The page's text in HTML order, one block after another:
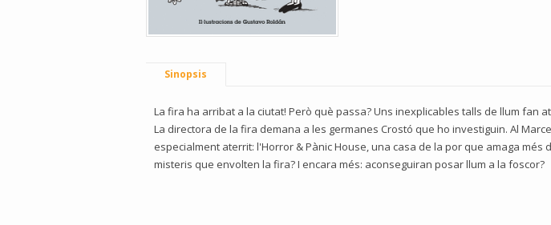
Sinopsis
La fira ha arribat a la ciutat! Però què passa? Uns inexplicables talls de llum fan
La directora de la fira demana a les germanes Crostó que ho investiguin. Al
especialment aterrit: l'Horror & Pànic House, una casa de la por que amaga
misteris que envolten la fira? I encara més: aconseguiran posar llum a la foscor?